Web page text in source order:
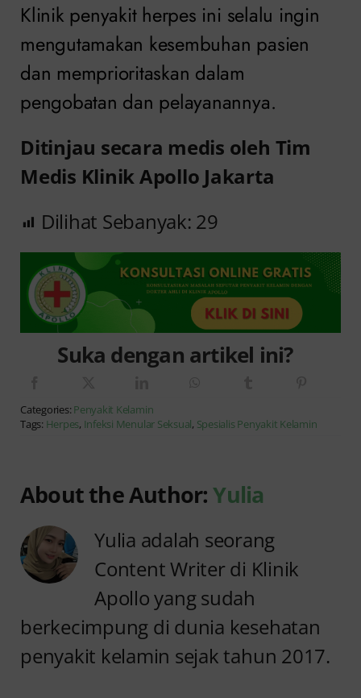
Klinik penyakit herpes ini selalu ingin
mengutamakan kesembuhan pasien
dan memprioritaskan dalam
pengobatan dan pelayanannya.
Ditinjau secara medis oleh Tim
Medis Klinik Apollo Jakarta
Dilihat Sebanyak: 29
Suka dengan artikel ini?
Categories: Penyakit Kelamin
Tags: Herpes, Infeksi Menular Seksual, Spesialis Penyakit Kelamin
About the Author:Yulia
Yulia adalah seorang
Content Writer di Klinik
Apollo yang sudah
berkecimpung di dunia kesehatan
penyakit kelamin sejak tahun 2017.
Penyebab
Anyang